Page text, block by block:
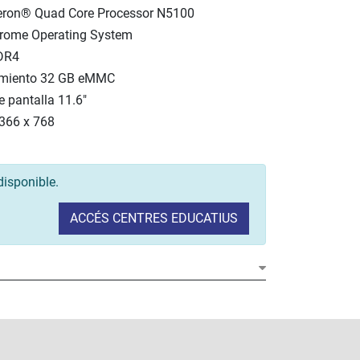
Quad Core Processor N5100
Operating System
32 GB eMMC
pantalla 11.6"
x 768
ACCÉS CENTRES EDUCATIUS